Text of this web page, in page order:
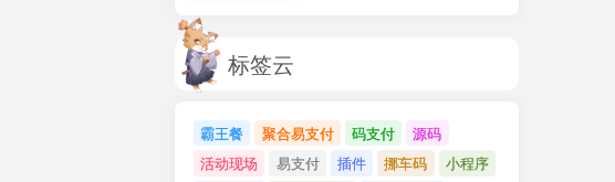
标签云
霸王餐 聚合易支付 码支付
源码
活动现场
易支付 插件 挪车码
小程序